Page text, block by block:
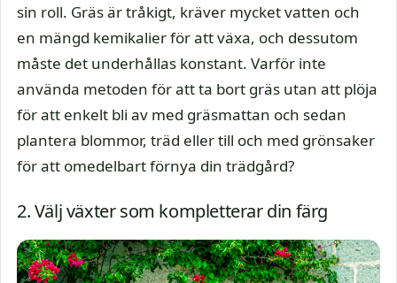
sin roll. Gräs är tråkigt, kräver mycket vatten och
en mängd kemikalier för att växa, och dessutom
måste det underhållas konstant. Varför inte
använda metoden för att ta bort gräs utan att plöja
för att enkelt bli av med gräsmattan och sedan
plantera blommor, träd eller till och med grönsaker
för att omedelbart förnya din trädgård?
2. Välj växter som kompletterar din färg